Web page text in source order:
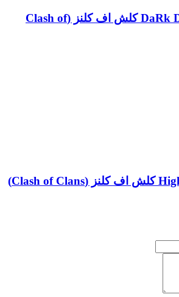
آفر DaRk DaYs SceNeRY کلش اف کلنز (Clash of